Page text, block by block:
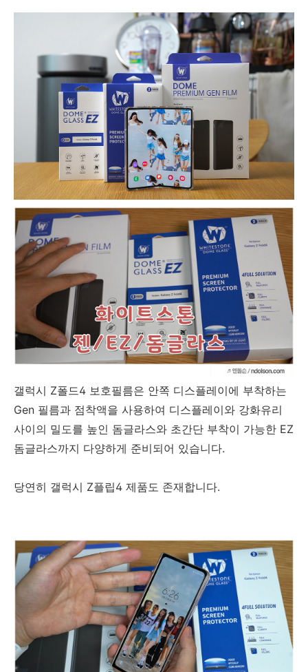
갤럭시 Z폴드4 보호필름은 안쪽 디스플레이에 부착하는
Gen 필름과 점착액을 사용하여 디스플레이와 강화유리
사이의 밀도를 높인 돔글라스와 초간단 부착이 가능한 EZ
돔글라스까지 다양하게 준비되어 있습니다.
당연히 갤럭시 Z플립4 제품도 존재합니다.